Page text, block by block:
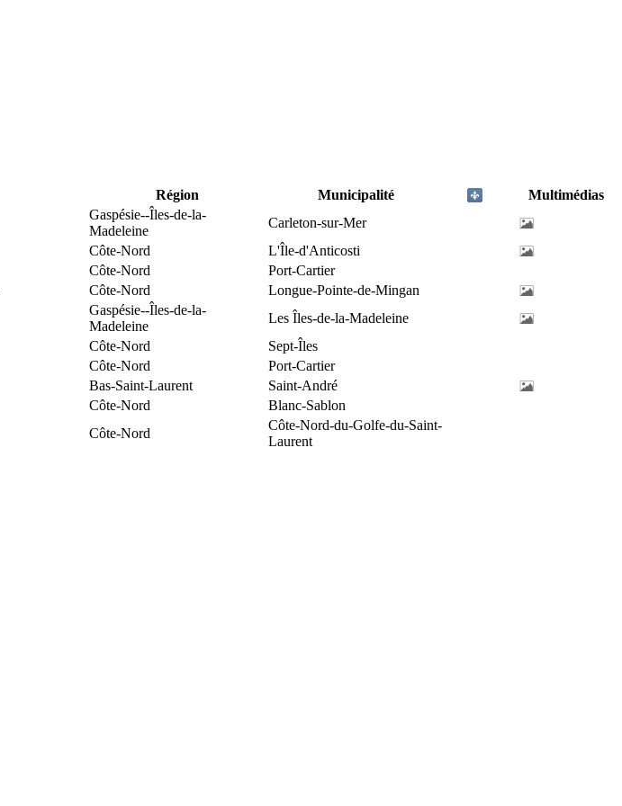
Région Municipalité
Multimédias
Gaspésie--Îles-de-la-
Madeleine
Carleton-sur-Mer
Côte-Nord
L'Île-d'Anticosti
Côte-Nord
Port-Cartier
Côte-Nord
Longue-Pointe-de-Mingan
Gaspésie--Îles-de-la-
Madeleine
Les Îles-de-la-Madeleine
Côte-Nord
Sept-Îles
Côte-Nord
Port-Cartier
Bas-Saint-Laurent
Saint-André
Côte-Nord
Blanc-Sablon
Côte-Nord
Côte-Nord-du-Golfe-du-Saint-
Laurent